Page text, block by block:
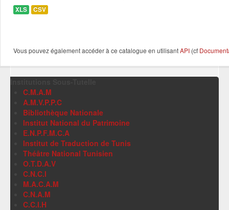
XLS CSV
Vous pouvez également accéder à ce catalogue en utilisantAPI (cf
C.M.A.M
A.M.V.P.P.C
Bibliothèque Nationale
Institut National du Patrimoine
E.N.P.F.M.C.A
Institut de Traduction de Tunis
Théâtre National Tunisien
O.T.D.A.V
C.N.C.I
M.A.C.A.M
C.N.A.M
C.C.I.H